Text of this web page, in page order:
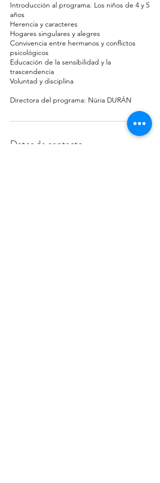
Introducción al programa. Los niños de 4 y 5
años
Herencia y caracteres
Hogares singulares y alegres
Convivencia entre hermanos y conflictos
psicológicos
Educación de la sensibilidad y la
trascendencia
Voluntad y disciplina
Directora del programa: Núria DURÁN
Datos de contacto